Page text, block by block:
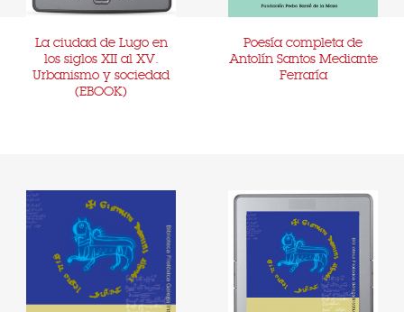
La ciudad de Lugo en
los siglos XII al XV.
Urbanismo y sociedad
(EBOOK)
Poesía completa de
Antolín Santos Mediante
Ferraría